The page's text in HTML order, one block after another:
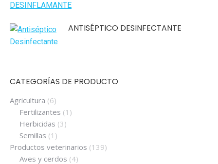
ANTISÉPTICO DESINFECTANTE
CATEGORÍAS DE PRODUCTO
Agricultura (6)
Fertilizantes (1)
Herbicidas (3)
Semillas (1)
Productos veterinarios (139)
Aves y cerdos (4)